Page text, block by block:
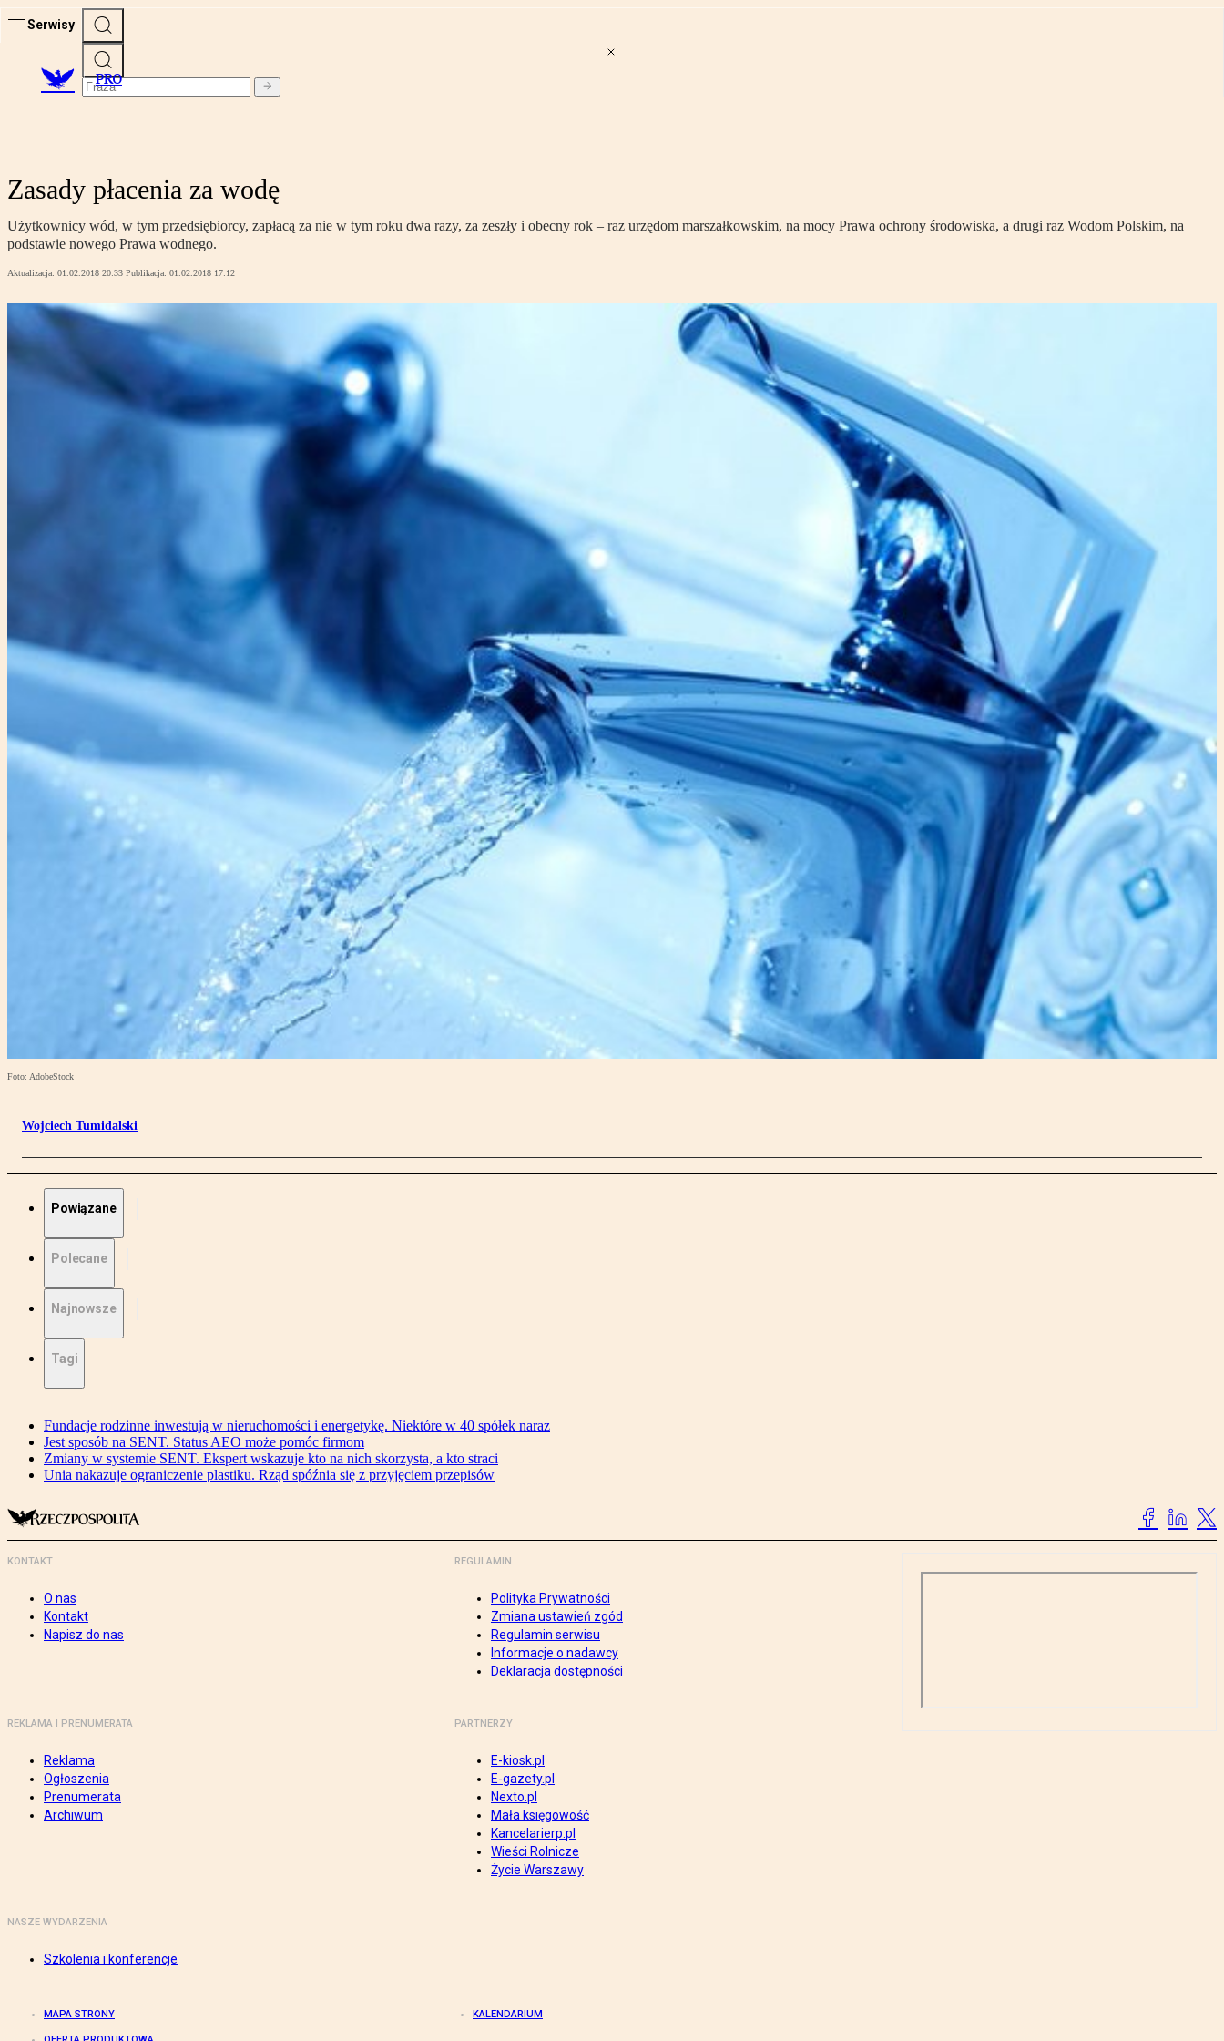
Serwisy
PRO
Zasady płacenia za wodę
Użytkownicy wód, w tym przedsiębiorcy, zapłacą za nie w tym roku dwa razy, za zeszły i obecny rok – raz urzędom marszałkowskim, na mocy Prawa ochrony środowiska, a drugi raz Wodom Polskim, na
podstawie nowego Prawa wodnego.
Aktualizacja: 01.02.2018 20:33 Publikacja: 01.02.2018 17:12
Foto: AdobeStock
Wojciech Tumidalski
Powiązane
Polecane
Najnowsze
Tagi
Fundacje rodzinne inwestują w nieruchomości i energetykę. Niektóre w 40 spółek naraz
Jest sposób na SENT. Status AEO może pomóc firmom
Zmiany w systemie SENT. Ekspert wskazuje kto na nich skorzysta, a kto straci
Unia nakazuje ograniczenie plastiku. Rząd spóźnia się z przyjęciem przepisów
KONTAKT
O nas
Kontakt
Napisz do nas
REGULAMIN
Polityka Prywatności
Zmiana ustawień zgód
Regulamin serwisu
Informacje o nadawcy
Deklaracja dostępności
REKLAMA I PRENUMERATA
Reklama
Ogłoszenia
Prenumerata
Archiwum
PARTNERZY
E-kiosk.pl
E-gazety.pl
Nexto.pl
Mała księgowość
Kancelarierp.pl
Wieści Rolnicze
Życie Warszawy
NASZE WYDARZENIA
Szkolenia i konferencje
MAPA STRONY KALENDARIUM